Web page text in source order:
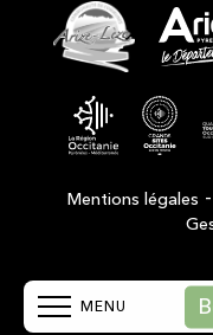
MENU
Mentions légales -